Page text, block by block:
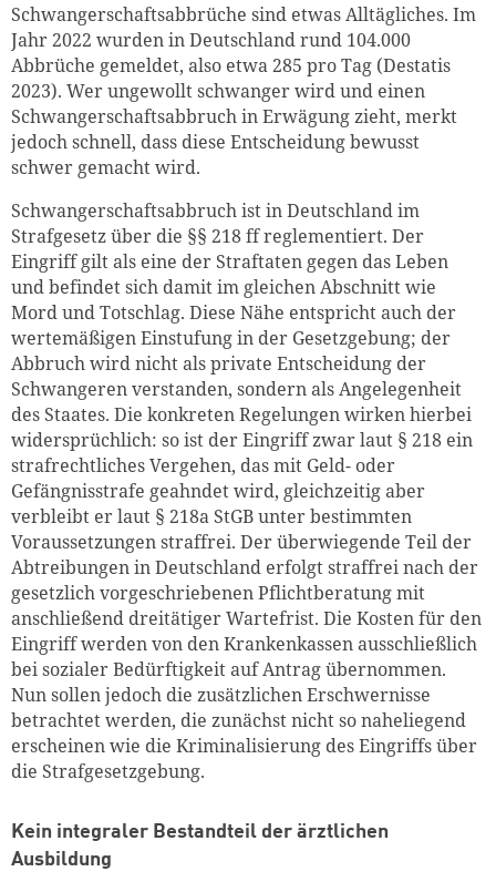
Schwangerschaftsabbrüche sind etwas Alltägliches. Im
Jahr 2022 wurden in Deutschland rund 104.000
Abbrüche gemeldet, also etwa 285 pro Tag (Destatis
2023). Wer ungewollt schwanger wird und einen
Schwangerschaftsabbruch in Erwägung zieht, merkt
jedoch schnell, dass diese Entscheidung bewusst
schwer gemacht wird.
Schwangerschaftsabbruch ist in Deutschland im
Strafgesetz über die §§ 218 ff reglementiert. Der
Eingriff gilt als eine der Straftaten gegen das Leben
und befindet sich damit im gleichen Abschnitt wie
Mord und Totschlag. Diese Nähe entspricht auch der
wertemäßigen Einstufung in der Gesetzgebung; der
Abbruch wird nicht als private Entscheidung der
Schwangeren verstanden, sondern als Angelegenheit
des Staates. Die konkreten Regelungen wirken hierbei
widersprüchlich: so ist der Eingriff zwar laut § 218 ein
strafrechtliches Vergehen, das mit Geld- oder
Gefängnisstrafe geahndet wird, gleichzeitig aber
verbleibt er laut § 218a StGB unter bestimmten
Voraussetzungen straffrei. Der überwiegende Teil der
Abtreibungen in Deutschland erfolgt straffrei nach der
gesetzlich vorgeschriebenen Pflichtberatung mit
anschließend dreitätiger Wartefrist. Die Kosten für den
Eingriff werden von den Krankenkassen ausschließlich
bei sozialer Bedürftigkeit auf Antrag übernommen.
Nun sollen jedoch die zusätzlichen Erschwernisse
betrachtet werden, die zunächst nicht so naheliegend
erscheinen wie die Kriminalisierung des Eingriffs über
die Strafgesetzgebung.
Kein integraler Bestandteil der ärztlichen
Ausbildung